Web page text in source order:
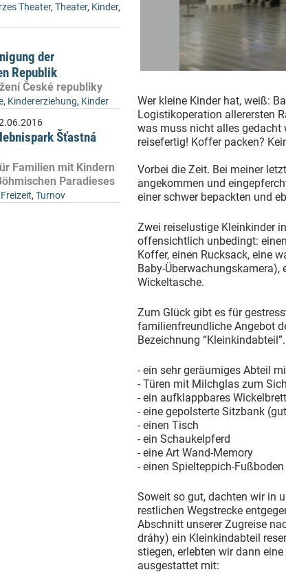
Theater, Theater, Kinder,
der
Republik
České republiky
, Kindererziehung, Kinder
Šťastná
Familien mit Kindern
Paradieses
Freizeit, Turnov
Wer kleine Kinder hat, weiß:
Logistikoperation allerersten
was muss nicht alles gedacht
reisefertig! Koffer packen?
Vorbei die Zeit. Bei meiner
angekommen und
einer schwer bepackten und
Zwei reiselustige Kleinkinder
offensichtlich unbedingt:
Koffer, einen Rucksack, eine
Baby-
Wickeltasche.
Zum Glück gibt es für
familienfreundliche Angebot
Bezeichnung
- ein sehr geräumiges Abteil
- Türen mit Milchglas zum
- ein aufklappbares Wickelbrett
- eine gepolsterte Sitzbank
- einen Tisch
- ein Schaukelpferd
- eine Art Wand-Memory
- einen Spielteppich-
Soweit so gut, dachten wir in
restlichen Wegstrecke
Abschnitt unserer Zugreise
dráhy) ein Kleinkindabteil
stiegen, erlebten wir dann
ausgestattet mit: